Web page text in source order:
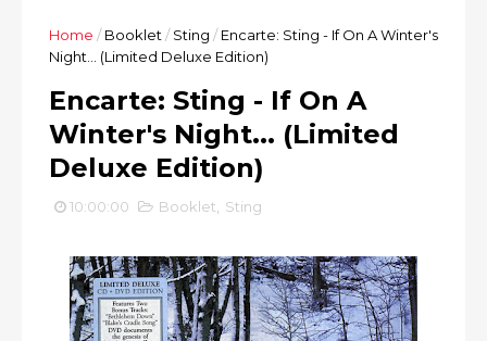
Home / Booklet / Sting / Encarte: Sting - If On A Winter's
Night... (Limited Deluxe Edition)
Encarte: Sting - If On A
Winter's Night... (Limited
Deluxe Edition)
10:00:00 Booklet Sting